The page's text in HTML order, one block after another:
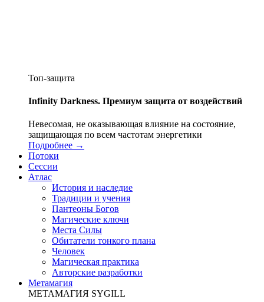
Топ-защита
Infinity Darkness. Премиум защита от воздействий
Невесомая, не оказывающая влияние на состояние,
защищающая по всем частотам энергетики
Подробнее →
Потоки
Сессии
Атлас
История и наследие
Традиции и учения
Пантеоны Богов
Магические ключи
Места Силы
Обитатели тонкого плана
Человек
Магическая практика
Авторские разработки
Метамагия
МЕТАМАГИЯ SYGILL